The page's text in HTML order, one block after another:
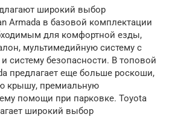
широкий выбор
Armada в базовой комплектации
для комфортной езды,
мультимедийную систему с
систему безопасности. В топовой
предлагает еще больше роскоши,
крышу, премиальную
помощи при парковке. Toyota
широкий выбор